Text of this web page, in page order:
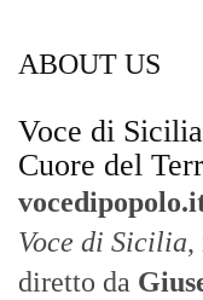
ABOUT US
Voce di
Cuore del
Voce di Sicilia,
diretto da